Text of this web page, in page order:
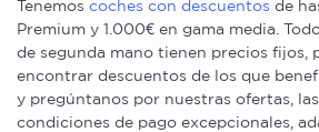
que les haya proporcionado o que
partir del uso que haya hecho de sus
Tenemos coches con descuentos de
Premium y 1.000€ en gama media.
de segunda mano tienen precios fijos,
encontrar descuentos de los que
y pregúntanos por nuestras ofertas,
condiciones de pago excepcionales,